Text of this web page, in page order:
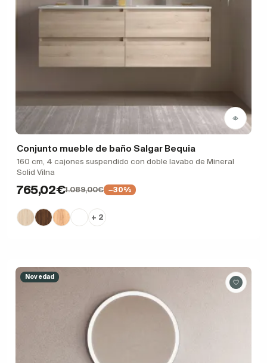
Conjunto mueble de baño Salgar Bequia
160 cm, 4 cajones suspendido con doble lavabo de Mineral
Solid Vilna
765,02€1.089,00€ −30%
+ 2
Novedad